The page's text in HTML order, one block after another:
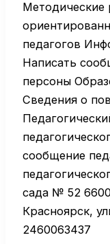
Методические
педагогов
Написать
персоны
Сведения о
сообщение
сада № 52
Красноярск,
2460063437